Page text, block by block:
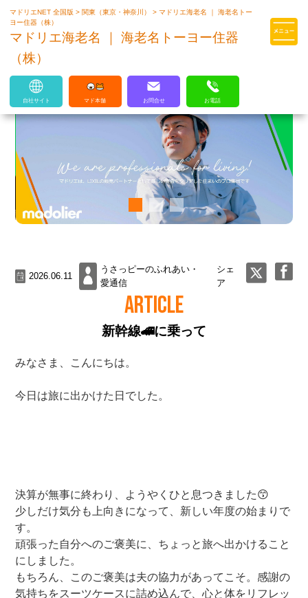
マドリエはLIXILの厳しい基準を
マドリエNET 全国版> 関東（東京・神奈川）>マドリエ海老名 ｜ 海老名トー
ヨー住器（株）
マドリエ海老名 ｜ 海老名トーヨー住器
（株）
自社サイト マド本舗 お問合せ お電話
2026.06.11
うさっピーのふれあい・
愛通信
シェ
ア
ARTICLE
新幹線🚄に乗って